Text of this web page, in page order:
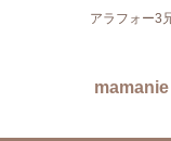
アラフォー3